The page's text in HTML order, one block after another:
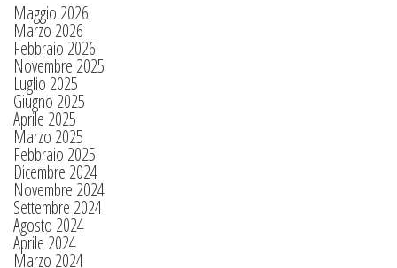
Maggio 2026
Marzo 2026
Febbraio 2026
Novembre 2025
Luglio 2025
Giugno 2025
Aprile 2025
Marzo 2025
Febbraio 2025
Dicembre 2024
Novembre 2024
Settembre 2024
Agosto 2024
Aprile 2024
Marzo 2024